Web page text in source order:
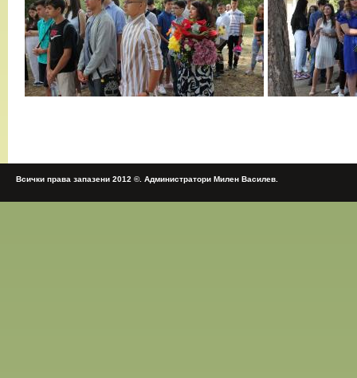
Всички права запазени 2012 ©. Администратори Милен Василев.